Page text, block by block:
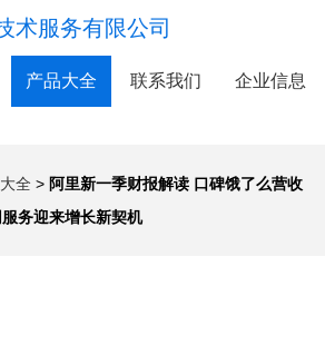
术服务有限公司
产品大全 联系我们 企业信息
全 > 阿里新一季财报解读 口碑饿了么营收
务迎来增长新契机